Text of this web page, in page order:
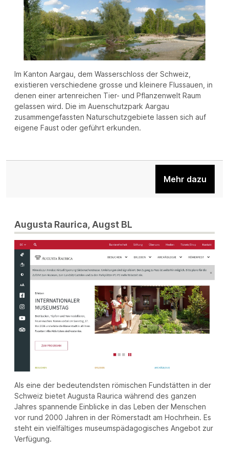
Im Kanton Aargau, dem Wasserschloss der Schweiz,
existieren verschiedene grosse und kleinere Flussauen, in
denen einer artenreichen Tier- und Pflanzenwelt Raum
gelassen wird. Die im Auenschutzpark Aargau
zusammengefassten Naturschutzgebiete lassen sich auf
eigene Faust oder geführt erkunden.
Mehr dazu
Augusta Raurica, Augst BL
Als eine der bedeutendsten römischen Fundstätten in der
Schweiz bietet Augusta Raurica während des ganzen
Jahres spannende Einblicke in das Leben der Menschen
vor rund 2000 Jahren in der Römerstadt am Hochrhein. Es
steht ein vielfältiges museumspädagogisches Angebot zur
Verfügung.